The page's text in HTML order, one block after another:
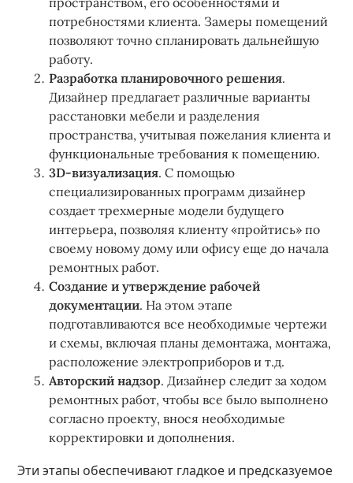
потребностями клиента. Замеры помещений
позволяют точно спланировать дальнейшую
работу.
Разработка планировочного решения.
Дизайнер предлагает различные варианты
расстановки мебели и разделения
пространства, учитывая пожелания клиента и
функциональные требования к помещению.
3D-визуализация. С помощью
специализированных программ дизайнер
создает трехмерные модели будущего
интерьера, позволяя клиенту «пройтись» по
своему новому дому или офису еще до начала
ремонтных работ.
Создание и утверждение рабочей
документации. На этом этапе
подготавливаются все необходимые чертежи
и схемы, включая планы демонтажа, монтажа,
расположение электроприборов и т.д.
Авторский надзор. Дизайнер следит за ходом
ремонтных работ, чтобы все было выполнено
согласно проекту, внося необходимые
корректировки и дополнения.
Эти этапы обеспечивают гладкое и предсказуемое